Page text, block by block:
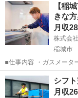
【稲
きな
月収
株式会
稲城市
■仕事内容 ・ガスメータ
にガス事業法に基づき、
ます。 範囲は東京都全域・神奈川県全域になり、エリアを割り振らせ
て頂き、車・バイク・原
東京 稲城市 そ
シフ
月収